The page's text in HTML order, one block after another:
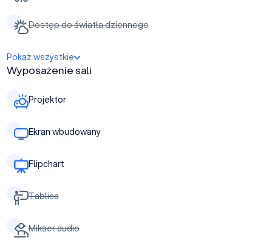
Dostęp do światła dziennego
Pokaż wszystkie
Wyposażenie sali
Projektor
Ekran wbudowany
Flipchart
Tablica
Mikser audio